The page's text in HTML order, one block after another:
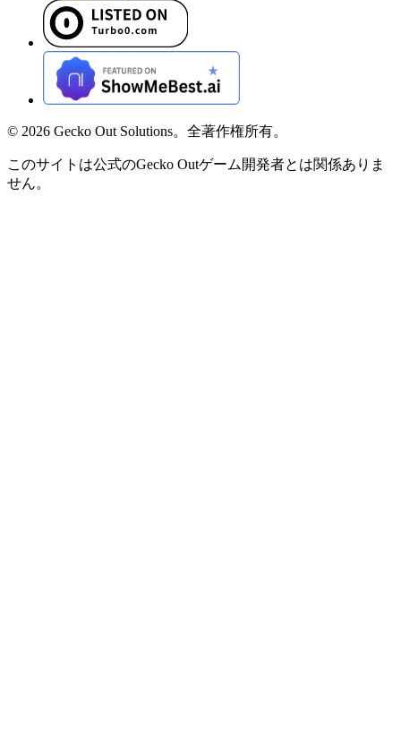
© 2026 Gecko Out Solutions。全著作権所有。
このサイトは公式のGecko Outゲーム開発者とは関係ありま
せん。